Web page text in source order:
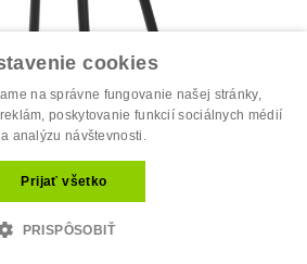
látka, D...
cookies
na správne fungovanie našej stránky,
poskytovanie funkcií sociálnych médií
analýzu návštevnosti.
Prijať všetko
PRISPÔSOBIŤ